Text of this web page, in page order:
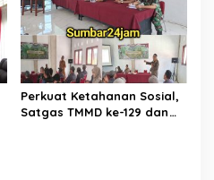
Perkuat Ketahanan Sosial,
Satgas TMMD ke-129 dan